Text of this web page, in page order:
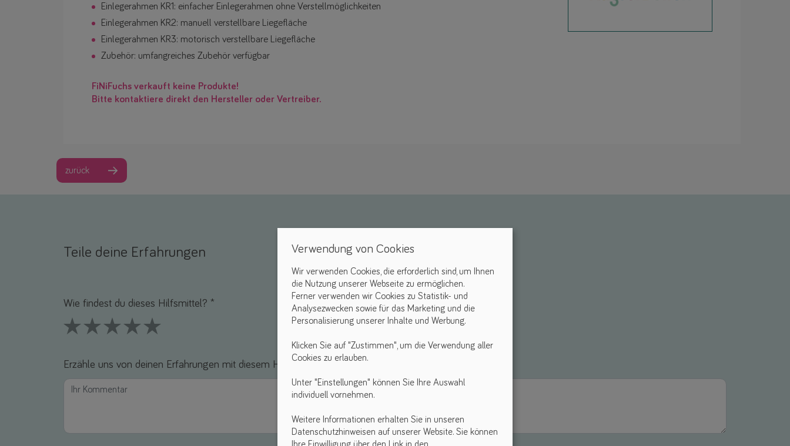
Einlegerahmen KR1: einfacher Einlegerahmen ohne Verstellmöglichkeiten
Einlegerahmen KR2: manuell verstellbare Liegefläche
Einlegerahmen KR3: motorisch verstellbare Liegefläche
Zubehör: umfangreiches Zubehör verfügbar
FiNiFuchs verkauft keine Produkte!
Bitte kontaktiere direkt den Hersteller oder Vertreiber.
zurück
Teile deine Erfahrungen
Wie findest du dieses Hilfsmittel? *
Erzähle uns von deinen Erfahrungen mit diesem Hilfsmittel *
Verwendung von Cookies
Wir verwenden Cookies, die erforderlich sind, um Ihnen
die Nutzung unserer Webseite zu ermöglichen.
Ferner verwenden wir Cookies zu Statistik- und
Analysezwecken sowie für das Marketing und die
Personalisierung unserer Inhalte und Werbung.
Klicken Sie auf "Zustimmen", um die Verwendung aller
Cookies zu erlauben.
Unter "Einstellungen" können Sie Ihre Auswahl
individuell vornehmen.
Weitere Informationen erhalten Sie in unseren
Datenschutzhinweisen auf unserer Website. Sie können
Ihre Einwilligung über den Link in den